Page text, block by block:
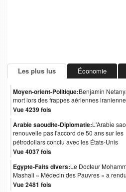
Les plus lus Économie
Moyen-orient-Politique:Benjamin
mort lors des frappes aériennes
Vue 4239 fois
Arabie saoudite-Diplomatie:L'Arabie
renouvelle pas l'accord de 50 ans sur les
pétrodollars conclu avec les États-Unis
Vue 4037 fois
Egypte-Faits divers:Le Docteur
Mashali « Médecin des Pauvres » a
Vue 2481 fois